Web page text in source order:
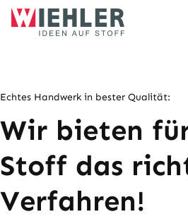
Skip
Echtes Handwerk in bester Qualität:
Wir bieten
Stoff das
Verfahren!